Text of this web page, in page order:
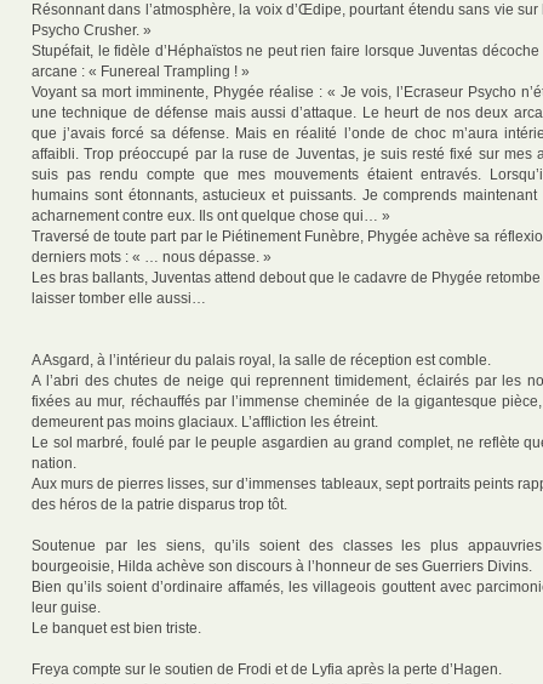
Résonnant dans l’atmosphère, la voix d’Œdipe, pourtant étendu sans vie
Psycho Crusher. »
Stupéfait, le fidèle d’Héphaïstos ne peut rien faire lorsque Juventas
arcane : « Funereal Trampling ! »
Voyant sa mort imminente, Phygée réalise : « Je vois, l’Ecraseur Psycho
une technique de défense mais aussi d’attaque. Le heurt de nos deux
que j’avais forcé sa défense. Mais en réalité l’onde de choc m’aura
affaibli. Trop préoccupé par la ruse de Juventas, je suis resté fixé sur mes
suis pas rendu compte que mes mouvements étaient entravés.
humains sont étonnants, astucieux et puissants. Je comprends
acharnement contre eux. Ils ont quelque chose qui… »
Traversé de toute part par le Piétinement Funèbre, Phygée achève sa
derniers mots : « … nous dépasse. »
Les bras ballants, Juventas attend debout que le cadavre de Phygée
laisser tomber elle aussi…
A Asgard, à l’intérieur du palais royal, la salle de réception est comble.
A l’abri des chutes de neige qui reprennent timidement, éclairés par les
fixées au mur, réchauffés par l’immense cheminée de la gigantesque
demeurent pas moins glaciaux. L’affliction les étreint.
Le sol marbré, foulé par le peuple asgardien au grand complet, ne reflète
nation.
Aux murs de pierres lisses, sur d’immenses tableaux, sept portraits peints
des héros de la patrie disparus trop tôt.
Soutenue par les siens, qu’ils soient des classes les plus
bourgeoisie, Hilda achève son discours à l’honneur de ses Guerriers Divins.
Bien qu’ils soient d’ordinaire affamés, les villageois gouttent avec
leur guise.
Le banquet est bien triste.
Freya compte sur le soutien de Frodi et de Lyfia après la perte d’Hagen.